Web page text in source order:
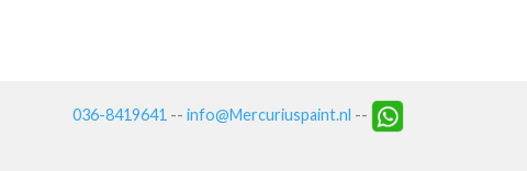
036-8419641 -- info@Mercuriuspaint.nl --